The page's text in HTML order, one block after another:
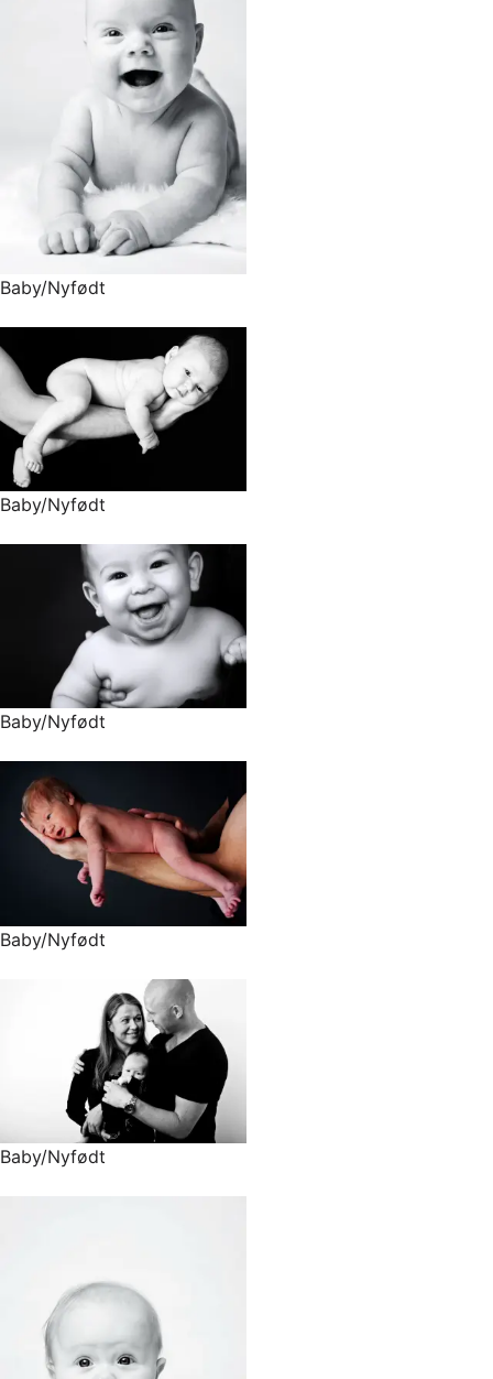
Baby/Nyfødt
Baby/Nyfødt
Baby/Nyfødt
Baby/Nyfødt
Baby/Nyfødt